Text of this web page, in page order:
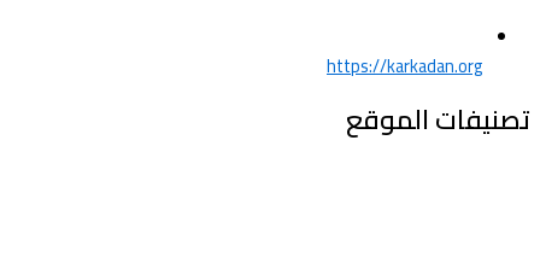
https://karkadan.org
تصنيفات الموقع